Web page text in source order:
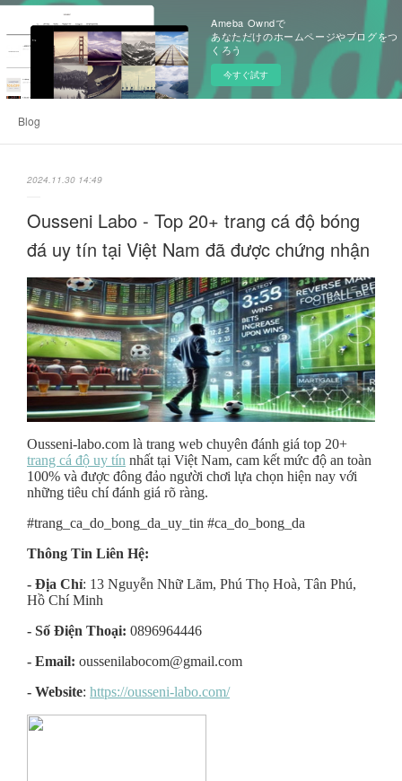
Ameba Owndで
あなただけのホームページやブログをつ
くろう
今すぐ試す
Blog
2024.11.30 14:49
Ousseni Labo - Top 20+ trang cá độ bóng
đá uy tín tại Việt Nam đã được chứng nhận